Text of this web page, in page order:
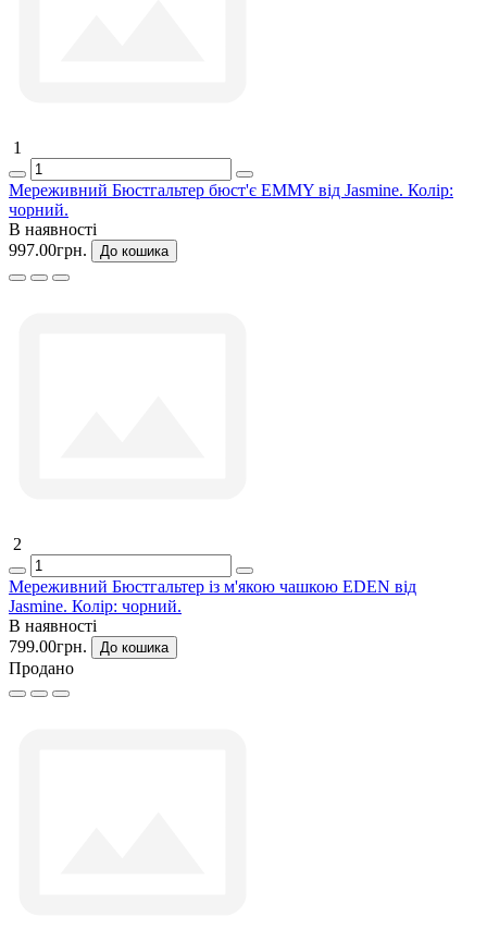
1
Мереживний Бюстгальтер бюст'є EMMY від Jasmine. Колір:
чорний.
В наявності
997.00грн.
До кошика
2
Мереживний Бюстгальтер із м'якою чашкою EDEN від
Jasmine. Колір: чорний.
В наявності
799.00грн.
До кошика
Продано